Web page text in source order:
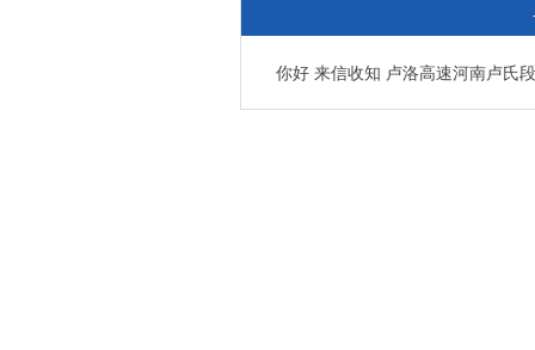
你好 来信收知 卢洛高速河南卢氏